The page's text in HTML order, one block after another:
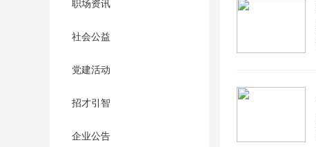
职场资讯
社会公益
党建活动
招才引智
企业公告